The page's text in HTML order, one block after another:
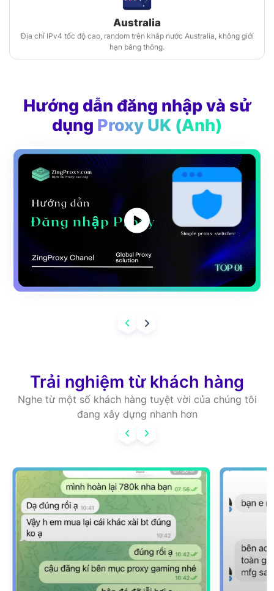
Australia
Địa chỉ IPv4 tốc độ cao, random trên khắp nước Australia, không giới
hạn băng thông.
Hướng dẫn đăng nhập và sử
dụng Proxy UK (Anh)
Trải nghiệm từ khách hàng
Nghe từ một số khách hàng tuyệt vời của chúng tôi
đang xây dựng nhanh hơn